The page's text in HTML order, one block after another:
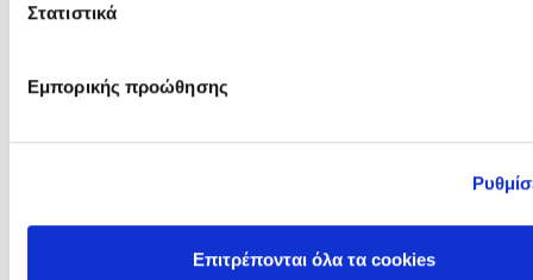
Στατιστικά
Εμπορικής προώθησης
Επιτρέπονται όλα τα cookies